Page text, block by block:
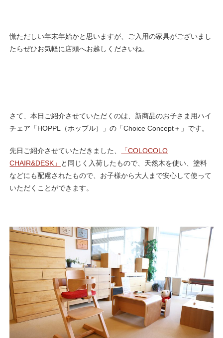
慌ただしい年末年始かと思いますが、ご入用の家具がございまし
たらぜひお気軽に店頭へお越しくださいね。
さて、本日ご紹介させていただくのは、新商品のお子さま用ハイ
チェア「HOPPL（ホップル）」の「Choice Concept＋」です。
先日ご紹介させていただきました、
「COLOCOLO
CHAIR&DESK」 と同じく入荷したもので、天然木を使い、塗料
などにも配慮されたもので、お子様から大人まで安心して使って
いただくことができます。